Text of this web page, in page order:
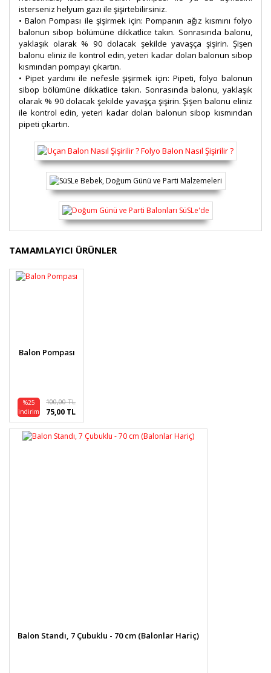
isterseniz helyum gazı ile şişirtebilirsiniz.
• Balon Pompası ile şişirmek için: Pompanın ağız kısmını folyo
balonun sibop bölümüne dikkatlice takın. Sonrasında balonu,
yaklaşık olarak % 90 dolacak şekilde yavaşça şişirin. Şişen
balonu eliniz ile kontrol edin, yeteri kadar dolan balonun sibop
kısmından pompayı çıkartın.
• Pipet yardımı ile nefesle şişirmek için: Pipeti, folyo balonun
sibop bölümüne dikkatlice takın. Sonrasında balonu, yaklaşık
olarak % 90 dolacak şekilde yavaşça şişirin. Şişen balonu eliniz
ile kontrol edin, yeteri kadar dolan balonun sibop kısmından
pipeti çıkartın.
Bu ürünün fiyat bilgisi, resim, ürün açıklamalarında ve
diğer konularda yetersiz gördüğünüz noktaları öneri
formunu kullanarak tarafımıza iletebilirsiniz.
Görüş ve önerileriniz için teşekkür ederiz.
Ürün fiyatı diğer sitelerden daha pahalı.
TAMAMLAYICI ÜRÜNLER
Balon Pompası
%25
indirim
100,00 TL
75,00 TL
Balon Standı, 7 Çubuklu - 70 cm (Balonlar Hariç)